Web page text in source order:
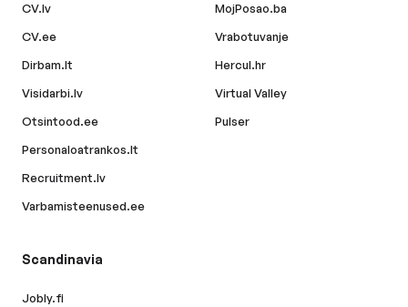
CV.lv
CV.ee
Dirbam.lt
Visidarbi.lv
Otsintood.ee
Personaloatrankos.lt
Recruitment.lv
Varbamisteenused.ee
MojPosao.ba
Vrabotuvanje
Hercul.hr
Virtual Valley
Pulser
Scandinavia
Jobly.fi